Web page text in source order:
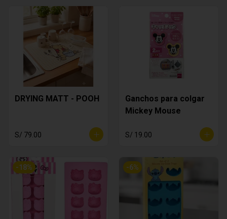
DRYING MATT - POOH
S/ 79.00
Ganchos para colgar
Mickey Mouse
S/ 19.00
-18% -6%